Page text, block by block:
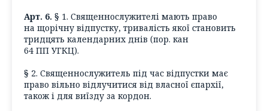
Арт. 6. § 1. Священнослужителі мають право
на щорічну відпустку, тривалість якої становить
тридцять календарних днів (пор. кан
64 ПП УГКЦ).
§ 2. Священнослужитель під час відпустки має
право вільно відлучитися від власної єпархії,
також і для виїзду за кордон.